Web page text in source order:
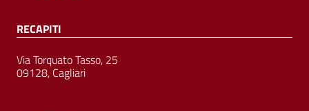
RECAPITI
Via Torquato Tasso, 25
09128, Cagliari